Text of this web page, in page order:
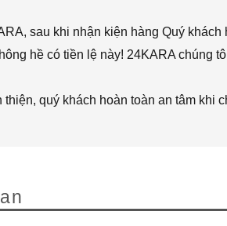
sau khi nhận kiện hàng Quý
hề có tiền lệ này! 24KARA chúng
quý khách hoàn toàn an tâm khi